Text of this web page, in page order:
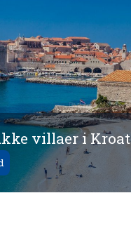
villaer i